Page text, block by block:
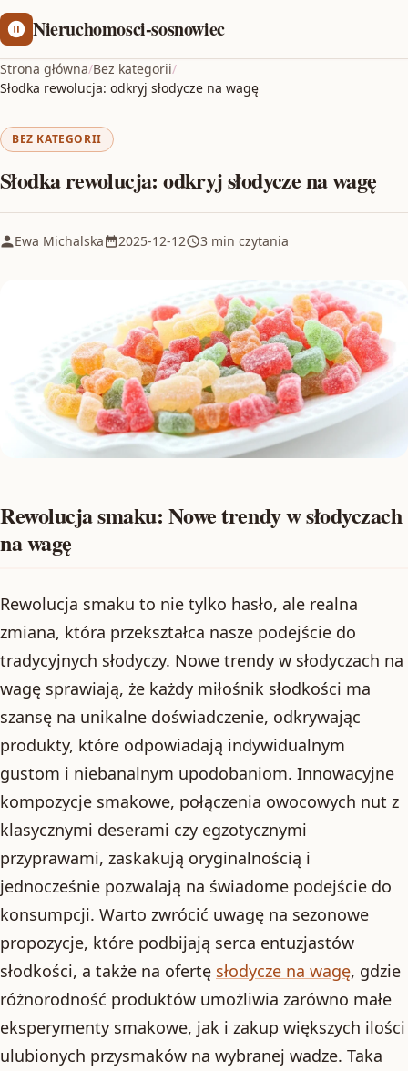
Nieruchomosci-sosnowiec
Strona główna/Bez kategorii/
Słodka rewolucja: odkryj słodycze na wagę
BEZ KATEGORII
Słodka rewolucja: odkryj słodycze na wagę
Ewa Michalska 2025-12-12 3 min czytania
Rewolucja smaku: Nowe trendy w słodyczach
na wagę
Rewolucja smaku to nie tylko hasło, ale realna
zmiana, która przekształca nasze podejście do
tradycyjnych słodyczy. Nowe trendy w słodyczach na
wagę sprawiają, że każdy miłośnik słodkości ma
szansę na unikalne doświadczenie, odkrywając
produkty, które odpowiadają indywidualnym
gustom i niebanalnym upodobaniom. Innowacyjne
kompozycje smakowe, połączenia owocowych nut z
klasycznymi deserami czy egzotycznymi
przyprawami, zaskakują oryginalnością i
jednocześnie pozwalają na świadome podejście do
konsumpcji. Warto zwrócić uwagę na sezonowe
propozycje, które podbijają serca entuzjastów
słodkości, a także na ofertę słodycze na wagę, gdzie
różnorodność produktów umożliwia zarówno małe
eksperymenty smakowe, jak i zakup większych ilości
ulubionych przysmaków na wybranej wadze. Taka